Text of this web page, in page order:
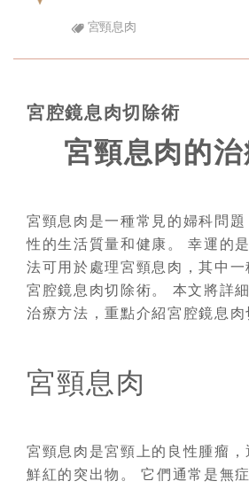
宮頸息肉
宮腔鏡息肉切除術
宮頸息肉的
宮頸息肉是一種常見的婦科問
性的生活質量和健康。 幸運的
法可用於處理宮頸息肉，其中一
宮腔鏡息肉切除術。 本文將詳
治療方法，重點介紹宮腔鏡息肉
宮頸息肉
宮頸息肉是宮頸上的良性腫瘤
鮮紅的突出物。 它們通常是無